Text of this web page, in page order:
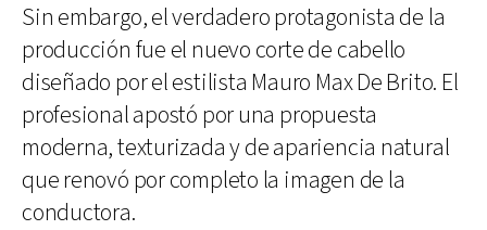
Sin embargo, el verdadero protagonista de la
producción fue el nuevo corte de cabello
diseñado por el estilista Mauro Max De Brito. El
profesional apostó por una propuesta
moderna, texturizada y de apariencia natural
que renovó por completo la imagen de la
conductora.